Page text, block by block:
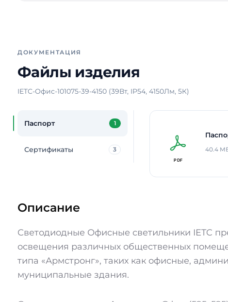
ДОКУМЕНТАЦИЯ
Файлы изделия
IETC-Офис-101075-39-4150 (39Вт, IP54, 4150Лм, 5К)
Паспорт 1
Сертификаты 3 40.4
Описание
Светодиодные Офисные светильники IETC
освещения различных общественных
типа «Армстронг», таких как офисные,
муниципальные здания.